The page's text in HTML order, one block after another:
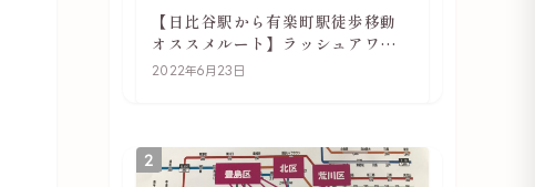
【日比谷駅から有楽町駅徒歩移動
オススメルート】ラッシュアワー
でも快適
2022年6月23日
2